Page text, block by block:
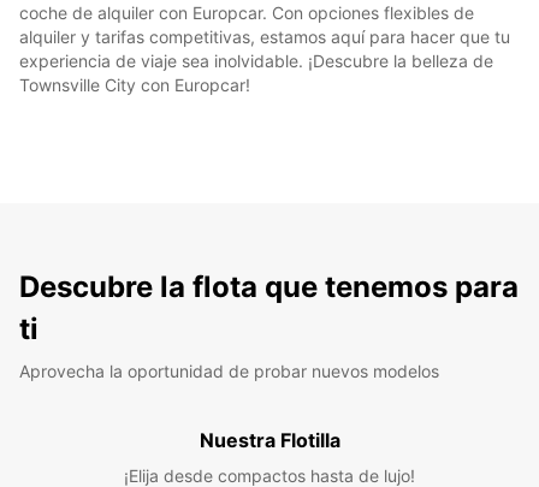
coche de alquiler con Europcar. Con opciones flexibles de
alquiler y tarifas competitivas, estamos aquí para hacer que tu
experiencia de viaje sea inolvidable. ¡Descubre la belleza de
Townsville City con Europcar!
Descubre la flota que tenemos para
ti
Aprovecha la oportunidad de probar nuevos modelos
Nuestra Flotilla
¡Elija desde compactos hasta de lujo!